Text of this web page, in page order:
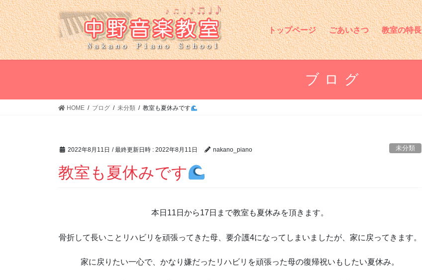
コ
ン
テ
ン
ツ
ッ
ナ
ビ
ゲ
ー
シ
移
トップページ ごあいさつ 教室の特長
ブログ
HOME ブログ 未分類 教室も夏休みです
2022年8月11日 / 最終更新日時 : 2022年8月11日 nakano_piano 未分類
教室も夏休みです
本日11日から17日まで教室も夏休みを頂きます。
骨折して長いことリハビリを頑張ってきた母、要介護4になってしまいましたが、家に戻ってきます。
家に戻りたい一心で、かなり嫌だったリハビリを頑張った母の復帰祝いもしたい夏休み。